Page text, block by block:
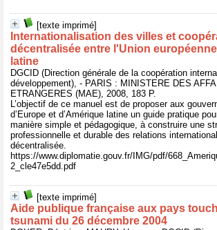
[texte imprimé]
Internationalisation des villes et
décentralisée entre l'Union
latine
DGCID (Direction générale de la coopération
développement), - PARIS : MINISTERE DES
ETRANGERES (MAE), 2008, 183 P.
L’objectif de ce manuel est de proposer aux
d’Europe et d’Amérique latine un guide pratique
manière simple et pédagogique, à construire une
professionnelle et durable des relations
décentralisée.
https://www.diplomatie.gouv.fr/IMG/pdf/
2_cle47e5dd.pdf
[texte imprimé]
Aide publique française aux pays
tsunami du 26 décembre 2004